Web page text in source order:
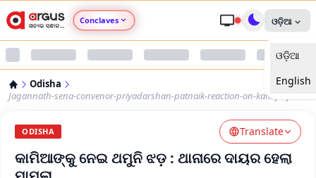
Conclaves
Argus Nari Shakti
Argus Health Connect
ଓଡ଼ିଆ
ଓଡ଼ିଆ
English
Odisha
Jagannath-sena-convenor-priyadarshan-patnaik-reaction-on-kamiya-jani
ODISHA Translate
କାମିଆଙ୍କୁ ନେଇ ଥମୁନି ଝଡ଼ : ଥାନାରେ ଦାୟର ହେଲା